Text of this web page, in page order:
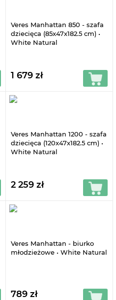
Veres Manhattan 850 - szafa
dziecięca (85x47x182.5 cm) •
White Natural
1 679 zł
Veres Manhattan 1200 - szafa
dziecięca (120x47x182.5 cm) •
White Natural
2 259 zł
Veres Manhattan - biurko
młodzieżowe • White Natural
789 zł